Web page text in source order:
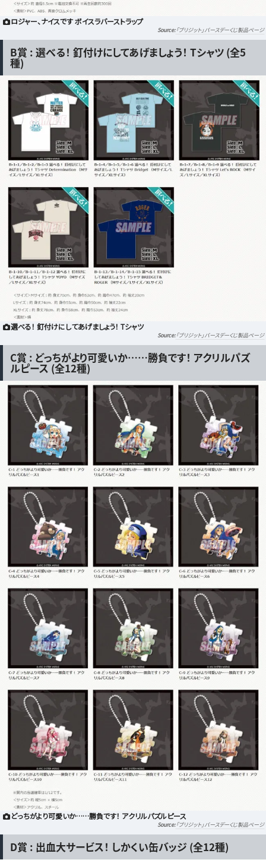
ロジャー、ナイスです ボイスラバーストラップ
「ブリジット」バースデーくじ製品ページ
B賞 : 選べる！ 釘付けにしてあげましょう！ Tシャツ (全5
種)
選べる！ 釘付けにしてあげましょう！ Tシャツ
「ブリジット」バースデーくじ製品ページ
C賞 : どっちがより可愛いか……勝負です！ アクリルパズ
ルピース (全12種)
どっちがより可愛いか……勝負です！ アクリルパズルピース
「ブリジット」バースデーくじ製品ページ
D賞 : 出血大サービス！ しかくい缶バッジ (全12種)